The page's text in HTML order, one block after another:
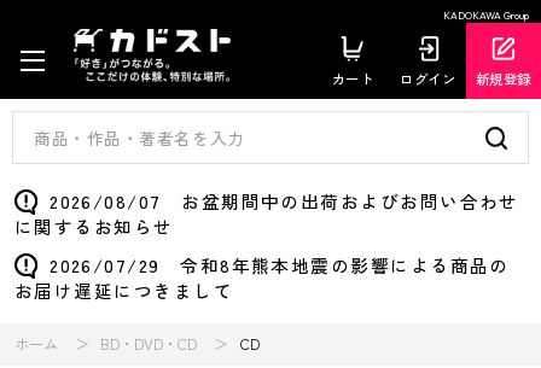
KADOKAWA Group
カート ログイン 新規登録
2026/08/07 お盆期間中の出荷およびお問い合わせ
に関するお知らせ
2026/07/29 令和8年熊本地震の影響による商品の
お届け遅延につきまして
ホーム BD・DVD・CD CD